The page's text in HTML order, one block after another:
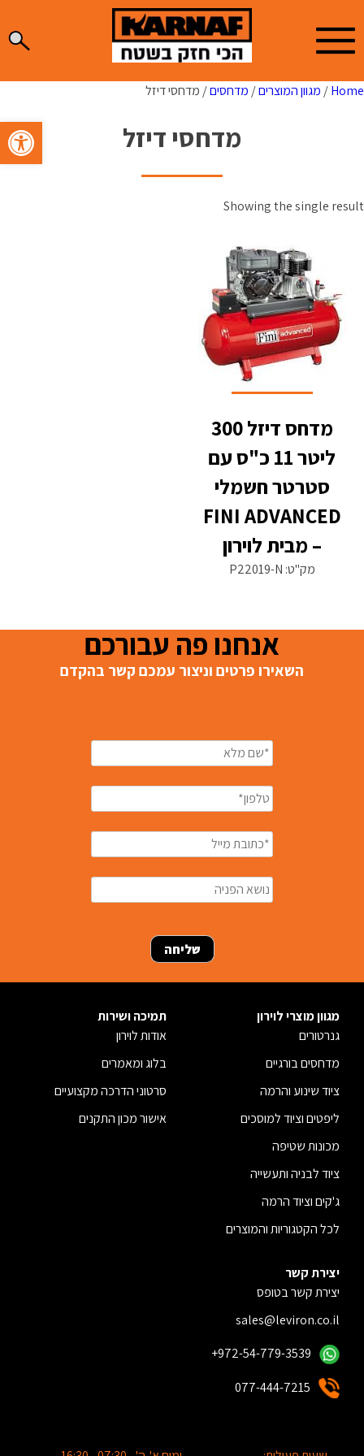
פתח
to
content
Home
/ מגוון המוצרים/ מדחסים/ מדחסי דיזל
מדחסי דיזל
Showing the single result
מדחס דיזל 300
ליטר 11 כ"ס עם
סטרטר חשמלי
FINI ADVANCED
– מבית לוירון
מק"ט: P22019-N
אנחנו פה עבורכם
השאירו פרטים וניצור עמכם קשר בהקדם
מגוון מוצרי לוירון
גנרטורים
מדחסים בורגיים
ציוד שינוע והרמה
ליפטים וציוד למוסכים
מכונות שטיפה
ציוד לבניה ותעשייה
ג'קים וציוד הרמה
לכל הקטגוריות והמוצרים
תמיכה ושירות
אודות לוירון
בלוג ומאמרים
סרטוני הדרכה מקצועיים
אישור מכון התקנים
יצירת קשר
יצירת קשר בטופס
sales@leviron.co.il
+972-54-779-3539
077-444-7215